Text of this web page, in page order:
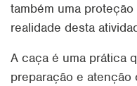
também uma
realidade desta
A caça é uma prática
preparação e atenção